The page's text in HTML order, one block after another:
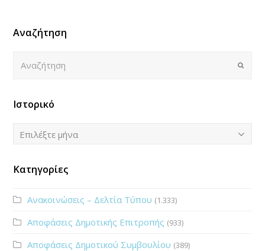
Αναζήτηση
Submit
Ιστορικό
Ιστορικό
Επιλέξτε μήνα
Κατηγορίες
Ανακοινώσεις – Δελτία Τύπου (1.333)
Αποφάσεις Δημοτικής Επιτροπής (933)
Αποφάσεις Δημοτικού Συμβουλίου (389)